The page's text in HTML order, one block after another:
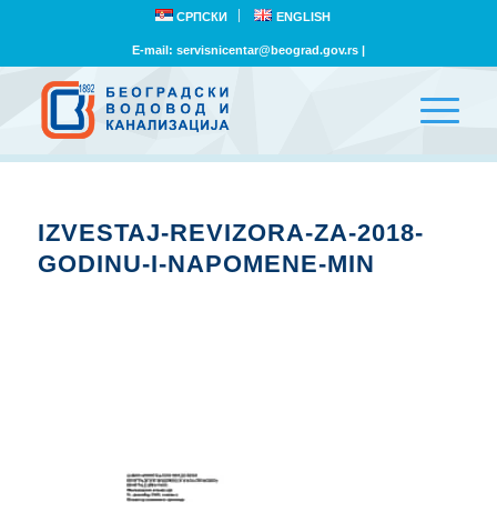
СРПСКИ ENGLISH
E-mail: servisnicentar@beograd.gov.rs|
IZVESTAJ-REVIZORA-ZA-2018-
GODINU-I-NAPOMENE-MIN